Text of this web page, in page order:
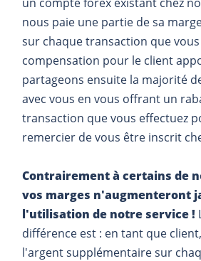
nous paie une partie de sa
sur chaque transaction que
compensation pour le client
partageons ensuite la majorité
avec vous en vous offrant un
transaction que vous effectuez
remercier de vous être inscrit
Contrairement à certains de
vos marges n'augmenteront
l'utilisation de notre service !
différence est : en tant que
l'argent supplémentaire sur